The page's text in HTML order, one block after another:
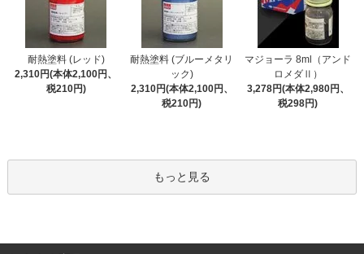
耐熱塗料 (レッド)
2,310円(本体2,100円、
税210円)
耐熱塗料 (ブルーメタリ
ック)
2,310円(本体2,100円、
税210円)
マジョーラ 8ml（アンド
ロメダⅡ）
3,278円(本体2,980円、
税298円)
もっと見る